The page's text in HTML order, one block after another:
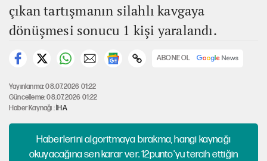
çıkan tartışmanın silahlı kavgaya
dönüşmesi sonucu 1 kişi yaralandı.
ABONE OL
Yayınlanma: 08.07.2026 01:22
Güncelleme: 08.07.2026 01:22
Haber Kaynağı :İHA
Haberlerini algoritmaya bırakma, hangi kaynağı
okuyacağına sen karar ver. 12punto'yu tercih ettiğin